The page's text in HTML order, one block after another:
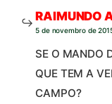
RAIMUNDO
5 de novembro de
SE O MANDO
QUE TEM A
CAMPO?